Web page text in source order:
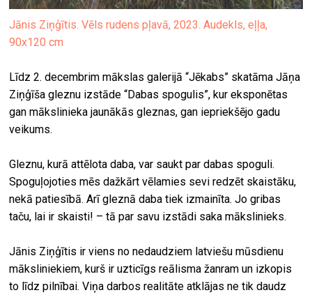
Jānis Ziņģītis. Vēls rudens pļavā, 2023. Audekls, eļļa,
90x120 cm
Līdz 2. decembrim mākslas galerijā “Jēkabs” skatāma Jāņa
Ziņģīša gleznu izstāde “Dabas spogulis”, kur eksponētas
gan mākslinieka jaunākās gleznas, gan iepriekšējo gadu
veikums.
Gleznu, kurā attēlota daba, var saukt par dabas spoguli.
Spoguļojoties mēs dažkārt vēlamies sevi redzēt skaistāku,
nekā patiesībā. Arī gleznā daba tiek izmainīta. Jo gribas
taču, lai ir skaisti! – tā par savu izstādi saka mākslinieks.
Jānis Ziņģītis ir viens no nedaudziem latviešu mūsdienu
māksliniekiem, kurš ir uzticīgs reālisma žanram un izkopis
to līdz pilnībai. Viņa darbos realitāte atklājas ne tik daudz